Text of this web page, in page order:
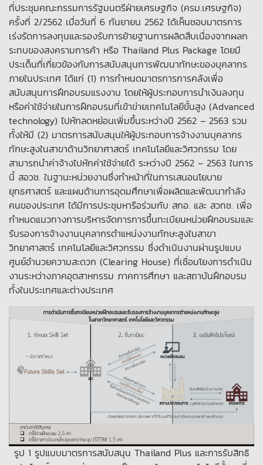
ที่ประชุมคณะกรรมการรัฐมนตรีฝ่ายเศรษฐกิจ (ครม.เศรษฐกิจ)
ครั้งที่ 2/2562 เมื่อวันที่ 6 กันยายน 2562 ได้เห็นชอบมาตรการ
เร่งรัดการลงทุนและรองรับการย้ายฐานการผลิตสืบเนื่องจากผลก
ระทบของสงครามการค้า หรือ Thailand Plus Package โดยมี
ประเด็นที่เกี่ยวข้องกับการสนับสนุนการพัฒนาทักษะของบุคลากร
ภายในประเทศ ได้แก่ (1) การกำหนดมาตรการการคลังเพื่อ
สนับสนุนการฝึกอบรมแรงงาน โดยให้ผู้ประกอบการนำเงินลงทุน
หรือค่าใช้จ่ายในการฝึกอบรมที่เข้าข่ายเทคโนโลยีขั้นสูง (Advanced
technology) ไปหักลดหย่อนเพิ่มขึ้นระหว่างปี 2562 – 2563 รวม
ทั้งให้มี (2) มาตรการสนับสนุนให้ผู้ประกอบการจ้างงานบุคลากร
ทักษะสูงในสาขาด้านวิทยาศาสตร์ เทคโนโลยีและวิศวกรรม โดย
สามารถนำค่าจ้างไปหักค่าใช้จ่ายได้ ระหว่างปี 2562 – 2563 ในการ
นี้ สอวช. ในฐานะหน่วยงานซึ่งทำหน้าที่ในการเสนอนโยบาย
ยุทธศาสตร์ และแผนด้านการอุดมศึกษาเพื่อผลิตและพัฒนากำลัง
คนของประเทศ ได้มีการประชุมหารือร่วมกับ สกอ. และ สวทช. เพื่อ
กำหนดแนวทางการบริหารจัดการการขึ้นทะเบียนหน่วยฝึกอบรมและ
รับรองการจ้างงานบุคลากรตำแหน่งงานทักษะสูงในสาขา
วิทยาศาสตร์ เทคโนโลยีและวิศวกรรม ซึ่งดำเนินงานผ่านรูปแบบ
ศูนย์อำนวยความสะดวก (Clearing House) ที่เชื่อมโยงการดำเนิน
งานระหว่างภาคอุตสาหกรรม ภาคการศึกษา และสถาบันฝึกอบรม
ทั้งในประเทศและต่างประเทศ
รูป 1 รูปแบบมาตรการสนับสนุน Thailand Plus และการรับสิทธิ